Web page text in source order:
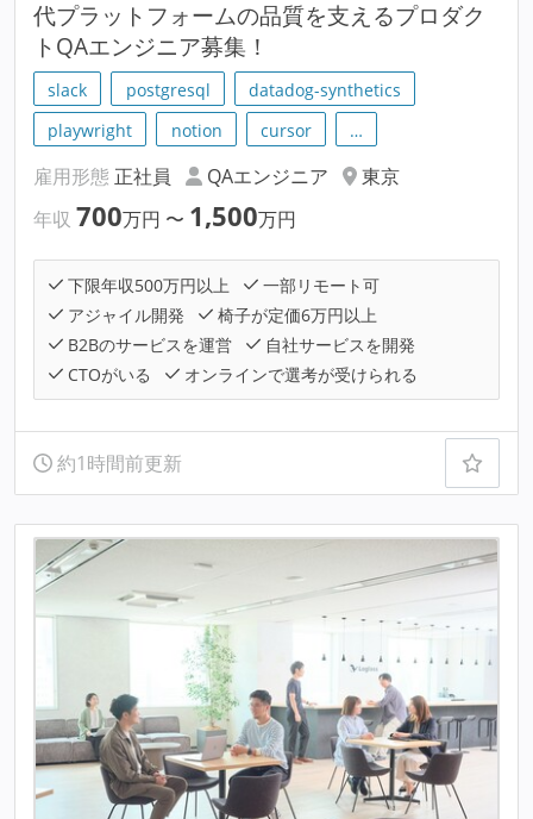
代プラットフォームの品質を支えるプロダク
トQAエンジニア募集！
slack postgresql
datadog-synthetics
playwright
notion cursor …
雇用形態 正社員 QAエンジニア
東京
年収 700万円 〜 1,500万円
下限年収500万円以上
一部リモート可
アジャイル開発
椅子が定価6万円以上
B2Bのサービスを運営
自社サービスを開発
CTOがいる
オンラインで選考が受けられる
約1時間前更新